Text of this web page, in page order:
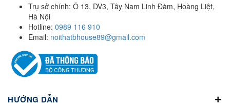
Trụ sở chính: Ô 13, DV3, Tây Nam Linh Đàm, Hoàng Liệt,
Hà Nội
Hotline: 0989 116 910
Email: noithatbhouse89@gmail.com
HƯỚNG DẪN